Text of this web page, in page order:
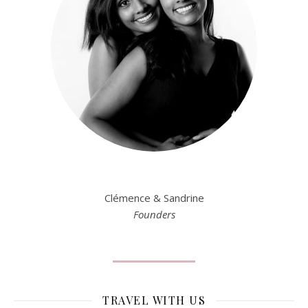
Clémence & Sandrine
Founders
TRAVEL WITH US